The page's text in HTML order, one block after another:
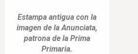
Estampa antigua con la
imagen de la Anunciata,
patrona de la Prima
Primaria.